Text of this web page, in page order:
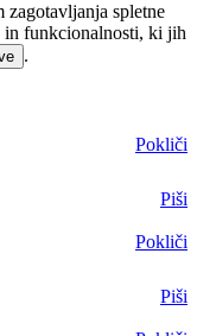
zagotavljanja spletne
in funkcionalnosti, ki jih
.
Pokliči
Piši
Pokliči
Piši